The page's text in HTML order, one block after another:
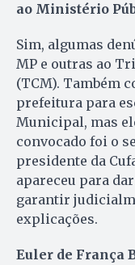
ao Ministério
Sim, algumas
MP e outras ao
(TCM). Também
prefeitura para
Municipal, mas
convocado foi o
presidente da
apareceu para
garantir
explicações.
Euler de França